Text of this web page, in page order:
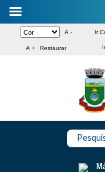
A -
A + Restaurar
Ir